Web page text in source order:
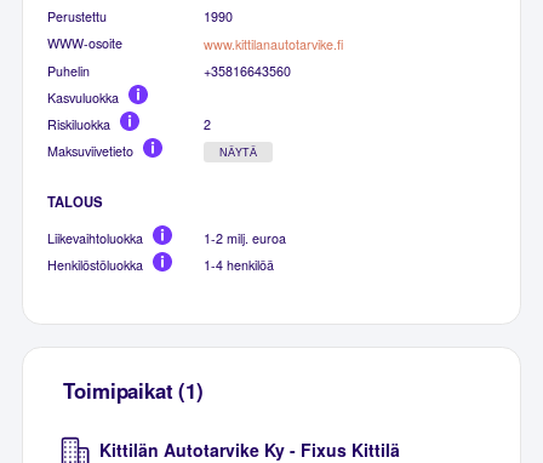
Perustettu
1990
WWW-osoite
www.kittilanautotarvike.fi
Puhelin
+35816643560
Kasvuluokka
Riskiluokka
2
Maksuviivetieto
NÄYTÄ
TALOUS
Liikevaihtoluokka
1-2 milj. euroa
Henkilöstöluokka
1-4 henkilöä
Toimipaikat (1)
Kittilän Autotarvike Ky - Fixus Kittilä